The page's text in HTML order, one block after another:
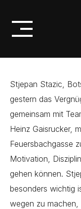
content
Stjepan Stazic,
gestern das
gemeinsam mit
Heinz Gaisrucker,
Feuersbachgasse
Motivation,
gehen können.
besonders wichtig
wegen zu